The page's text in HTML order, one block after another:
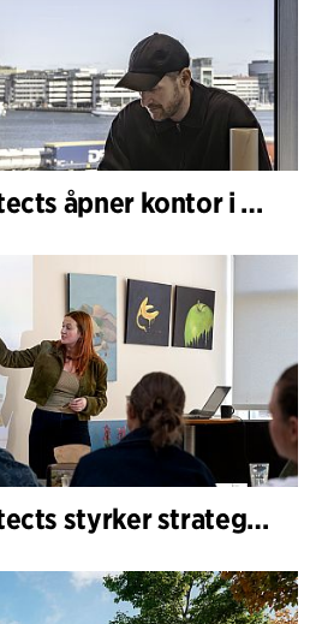
C.F. Møller Architects åpner kontor i Göteborg
C.F. Møller Architects styrker strategisk rådgivning i tidlige faser